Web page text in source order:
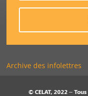
Archive des infolettres
© CELAT, 2022 –